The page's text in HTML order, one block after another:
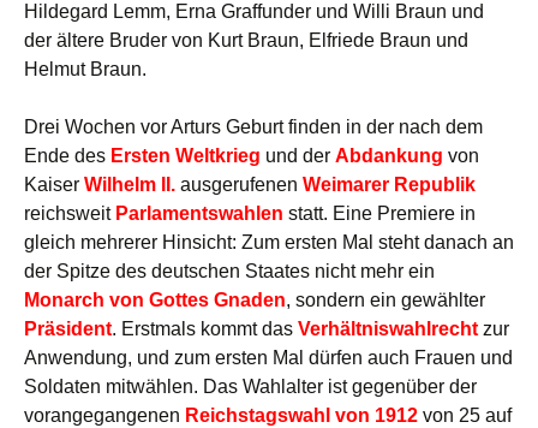
Hildegard Lemm, Erna Graffunder und Willi Braun und
der ältere Bruder von Kurt Braun, Elfriede Braun und
Helmut Braun.
Drei Wochen vor Arturs Geburt finden in der nach dem
Ende des Ersten Weltkrieg und der Abdankung von
Kaiser Wilhelm II. ausgerufenen Weimarer Republik
reichsweit Parlamentswahlen statt. Eine Premiere in
gleich mehrerer Hinsicht: Zum ersten Mal steht danach an
der Spitze des deutschen Staates nicht mehr ein
Monarch von Gottes Gnaden, sondern ein gewählter
Präsident. Erstmals kommt das Verhältniswahlrecht zur
Anwendung, und zum ersten Mal dürfen auch Frauen und
Soldaten mitwählen. Das Wahlalter ist gegenüber der
vorangegangenen Reichstagswahl von 1912 von 25 auf